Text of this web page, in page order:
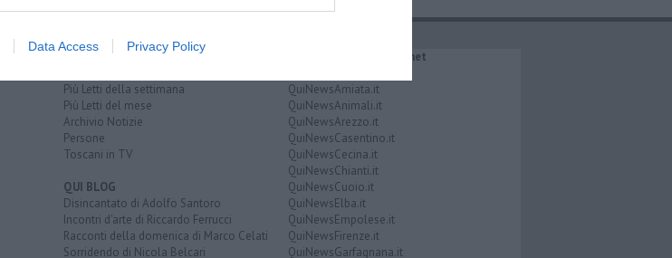
Data Access Privacy Policy
RUBRICHE
Più Letti della settimana
Più Letti del mese
Archivio Notizie
Persone
Toscani in TV
QUI BLOG
Disincantato di Adolfo Santoro
Incontri d'arte di Riccardo Ferrucci
Racconti della domenica di Marco Celati
Sorridendo di Nicola Belcari
IL NETWORK QuiNews.net
QuiNewsAmiata.it
QuiNewsAnimali.it
QuiNewsArezzo.it
QuiNewsCasentino.it
QuiNewsCecina.it
QuiNewsChianti.it
QuiNewsCuoio.it
QuiNewsElba.it
QuiNewsEmpolese.it
QuiNewsFirenze.it
QuiNewsGarfagnana.it